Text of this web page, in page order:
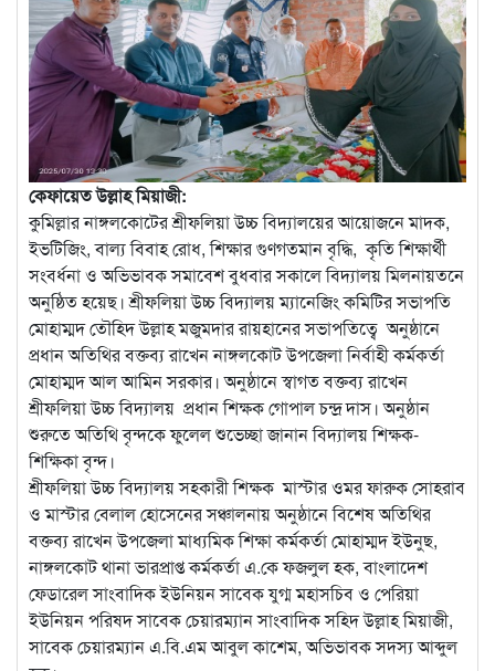
কেফায়েত উল্লাহ মিয়াজী:
কুমিল্লার নাঙ্গলকোটের শ্রীফলিয়া উচ্চ বিদ্যালয়ের আয়োজনে মাদক,
ইভটিজিং, বাল্য বিবাহ রোধ, শিক্ষার গুণগতমান বৃদ্ধি, কৃতি শিক্ষার্থী
সংবর্ধনা ও অভিভাবক সমাবেশ বুধবার সকালে বিদ্যালয় মিলনায়তনে
অনুষ্ঠিত হয়েছ। শ্রীফলিয়া উচ্চ বিদ্যালয় ম্যানেজিং কমিটির সভাপতি
মোহাম্মদ তৌহিদ উল্লাহ মজুমদার রায়হানের সভাপতিত্বে অনুষ্ঠানে
প্রধান অতিথির বক্তব্য রাখেন নাঙ্গলকোট উপজেলা নির্বাহী কর্মকর্তা
মোহাম্মদ আল আমিন সরকার। অনুষ্ঠানে স্বাগত বক্তব্য রাখেন
শ্রীফলিয়া উচ্চ বিদ্যালয় প্রধান শিক্ষক গোপাল চন্দ্র দাস। অনুষ্ঠান
শুরুতে অতিথি বৃন্দকে ফুলেল শুভেচ্ছা জানান বিদ্যালয় শিক্ষক-
শিক্ষিকা বৃন্দ।
শ্রীফলিয়া উচ্চ বিদ্যালয় সহকারী শিক্ষক মাস্টার ওমর ফারুক সোহরাব
ও মাস্টার বেলাল হোসেনের সঞ্চালনায় অনুষ্ঠানে বিশেষ অতিথির
বক্তব্য রাখেন উপজেলা মাধ্যমিক শিক্ষা কর্মকর্তা মোহাম্মদ ইউনুছ,
নাঙ্গলকোট থানা ভারপ্রাপ্ত কর্মকর্তা এ.কে ফজলুল হক, বাংলাদেশ
ফেডারেল সাংবাদিক ইউনিয়ন সাবেক যুগ্ম মহাসচিব ও পেরিয়া
ইউনিয়ন পরিষদ সাবেক চেয়ারম্যান সাংবাদিক সহিদ উল্লাহ মিয়াজী,
সাবেক চেয়ারম্যান এ.বি.এম আবুল কাশেম, অভিভাবক সদস্য আব্দুল